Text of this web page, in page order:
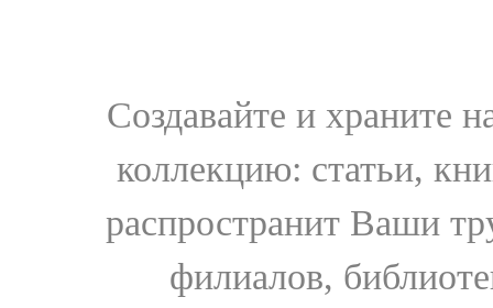
Создавайте и храните
коллекцию: статьи,
распространит Ваши
филиалов,